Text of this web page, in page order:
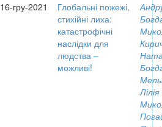
16-гру-2021
Глобальні пожежі,
стихійні лиха:
катастрофічні
наслідки для
людства –
можливі!
Лілія